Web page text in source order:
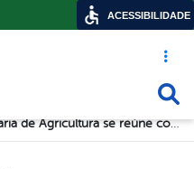
Acesso
Secretaria de Agricultura se reúne com Iterpe para tratar de ações de acesso à terra em Belo Jardim
ACESSIBILIDADE